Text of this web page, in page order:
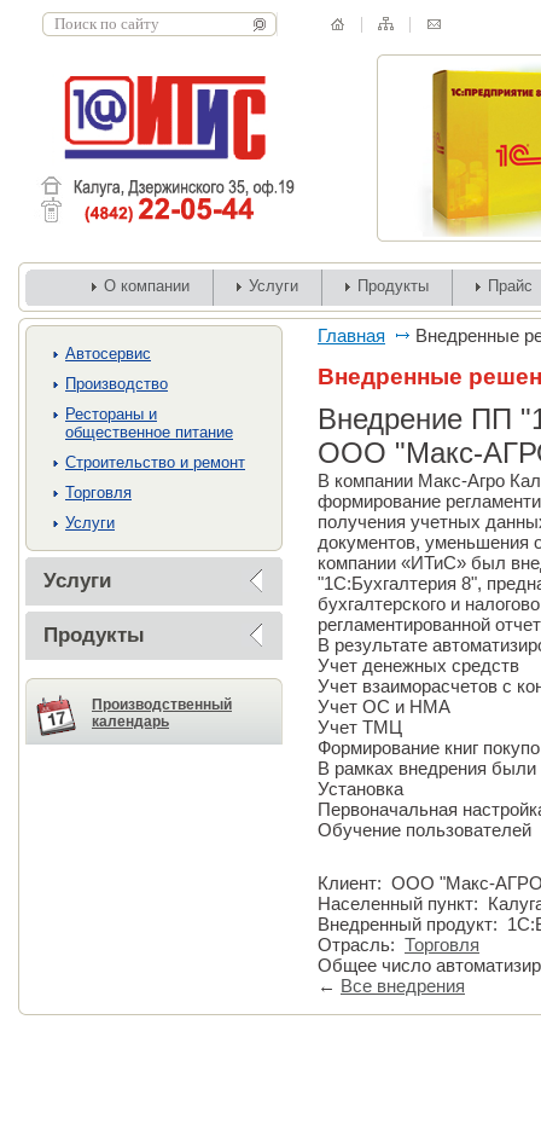
О компании Услуги Продукты Прайс
Автосервис
Производство
Рестораны и
общественное питание
Строительство и ремонт
Торговля
Услуги
Услуги
Продукты
Производственный
календарь
Главная Внедренные
Внедренные
Внедрение ПП
ООО "Макс-
В компании Макс-Агро
формирование
получения учетных
документов, уменьшения
компании «ИТиС» был
"1С:Бухгалтерия 8",
бухгалтерского и
регламентированной
В результате
Учет денежных средств
Учет взаиморасчетов с
Учет ОС и НМА
Учет ТМЦ
Формирование книг
В рамках внедрения
Установка
Первоначальная
Обучение пользователей
Клиент: ООО "Макс-АГРО
Населенный пункт:
Внедренный продукт:
Отрасль: Торговля
Общее число
← Все внедрения